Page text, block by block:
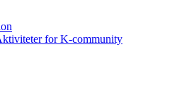
for K-community